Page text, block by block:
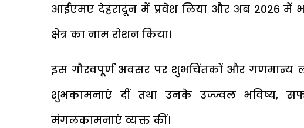
आईएमए देहरादून में प्रवेश लिया और अब 2026 में
क्षेत्र का नाम रोशन किया।
इस गौरवपूर्ण अवसर पर शुभचिंतकों और गणमान्य
शुभकामनाएं दीं तथा उनके उज्ज्वल भविष्य,
मंगलकामनाएं व्यक्त कीं।